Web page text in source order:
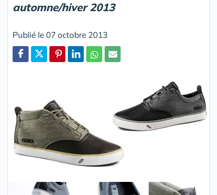
automne/hiver 2013
Publié le 07 octobre 2013